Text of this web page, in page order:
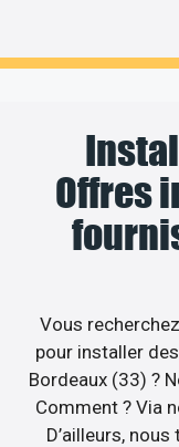
Offres
Vous
pour installer
Bordeaux (33) ?
Comment ? Via
D’ailleurs,